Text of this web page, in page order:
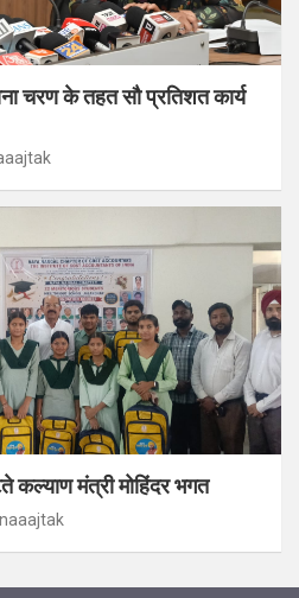
चरण के तहत सौ प्रतिशत कार्य
कल्याण मंत्री मोहिंदर भगत